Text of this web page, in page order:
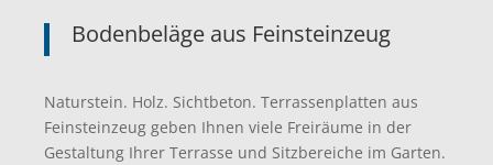
Bodenbeläge aus Feinsteinzeug
Naturstein. Holz. Sichtbeton. Terrassenplatten aus
Feinsteinzeug geben Ihnen viele Freiräume in der
Gestaltung Ihrer Terrasse und Sitzbereiche im Garten.